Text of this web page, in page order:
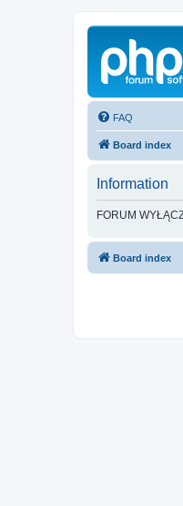
FAQ
Board index
Information
FORUM
Board index